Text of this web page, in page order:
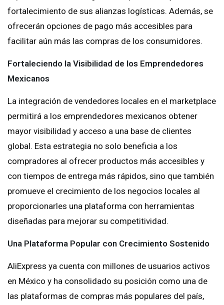
fortalecimiento de sus alianzas logísticas. Además, se
ofrecerán opciones de pago más accesibles para
facilitar aún más las compras de los consumidores.
Fortaleciendo la Visibilidad de los Emprendedores
Mexicanos
La integración de vendedores locales en el marketplace
permitirá a los emprendedores mexicanos obtener
mayor visibilidad y acceso a una base de clientes
global. Esta estrategia no solo beneficia a los
compradores al ofrecer productos más accesibles y
con tiempos de entrega más rápidos, sino que también
promueve el crecimiento de los negocios locales al
proporcionarles una plataforma con herramientas
diseñadas para mejorar su competitividad.
Una Plataforma Popular con Crecimiento Sostenido
AliExpress ya cuenta con millones de usuarios activos
en México y ha consolidado su posición como una de
las plataformas de compras más populares del país,